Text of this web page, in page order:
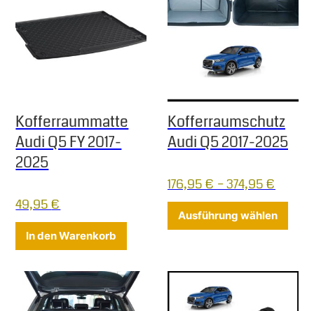
Kofferraummatte
Audi Q5 FY 2017-
2025
49,95€
In den Warenkorb
Kofferraumschutz
Audi Q5 2017-2025
176,95€ –374,95€
Ausführung wählen